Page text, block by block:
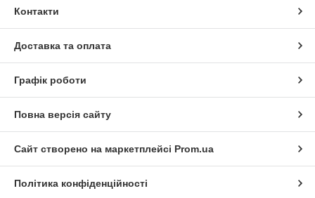
Контакти
Доставка та оплата
Графік роботи
Повна версія сайту
Сайт створено на маркетплейсі Prom.ua
Політика конфіденційності